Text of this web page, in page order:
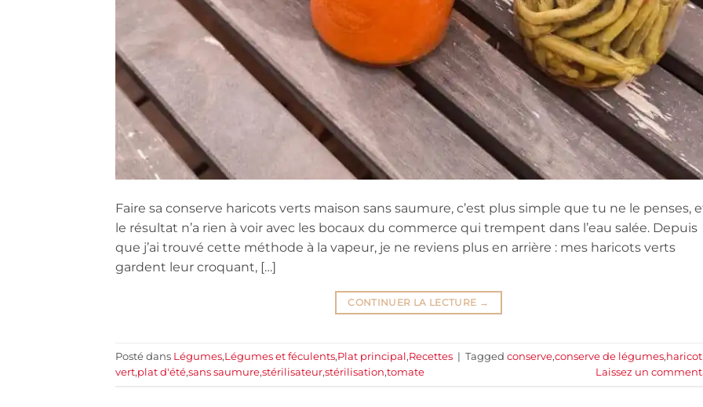
Faire sa conserve haricots verts maison sans saumure, c’est plus simple que tu ne le penses,
le résultat n’a rien à voir avec les bocaux du commerce qui trempent dans l’eau salée. Depuis
que j’ai trouvé cette méthode à la vapeur, je ne reviens plus en arrière : mes haricots verts
gardent leur croquant, […]
CONTINUER LA LECTURE →
Posté dans Légumes,Légumes et féculents,Plat principal,Recettes | Tagged conserve,conserve de légumes,haricot
vert,plat d'été,sans saumure,stérilisateur,stérilisation,tomate Laissez un